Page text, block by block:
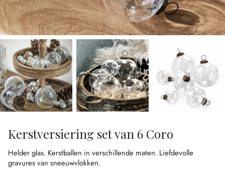
Kerstversiering set van 6 Coro
Helder glas. Kerstballen in verschillende maten. Liefdevolle
gravures van sneeuwvlokken.